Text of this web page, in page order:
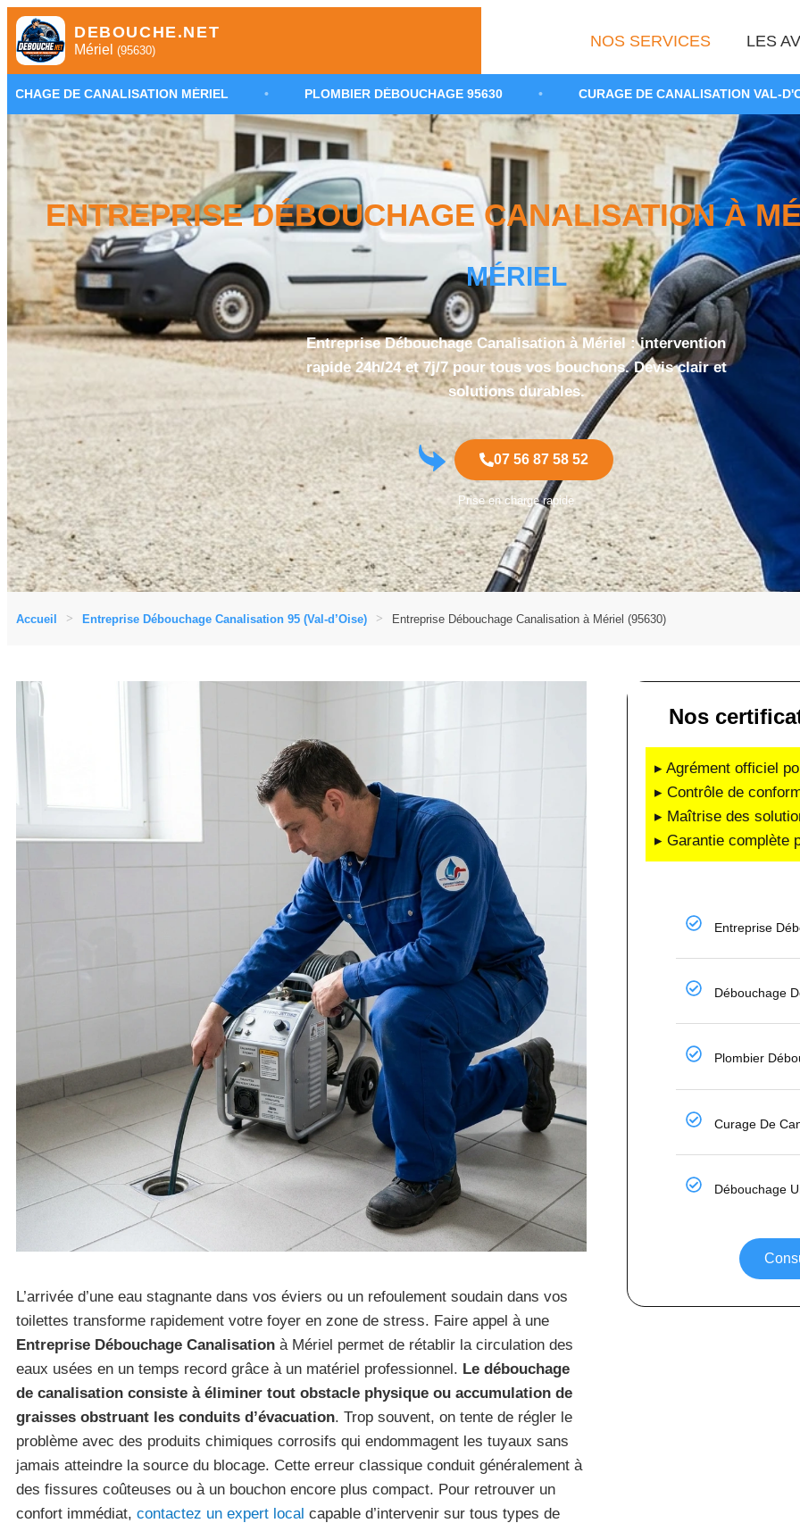
DEBOUCHE.NET
Mériel (95630)
NOS SERVICES LES
MÉRIEL • PLOMBIER DÉBOUCHAGE 95630 • CURAGE DE CANALISATION VAL-D'OISE •
ENTREPRISE DÉBOUCHAGE CANALISATION À
MÉRIEL
Entreprise Débouchage Canalisation à Mériel : intervention
rapide 24h/24 et 7j/7 pour tous vos bouchons. Devis clair et
solutions durables.
07 56 87 58 52
Prise en charge rapide
Accueil Entreprise Débouchage Canalisation 95 (Val-d’Oise) Entreprise Débouchage Canalisation à Mériel (95630)
L’arrivée d’une eau stagnante dans vos éviers ou un refoulement soudain dans vos
toilettes transforme rapidement votre foyer en zone de stress. Faire appel à une
Entreprise Débouchage Canalisation à Mériel permet de rétablir la circulation des
eaux usées en un temps record grâce à un matériel professionnel. Le débouchage
de canalisation consiste à éliminer tout obstacle physique ou accumulation de
graisses obstruant les conduits d’évacuation. Trop souvent, on tente de régler le
problème avec des produits chimiques corrosifs qui endommagent les tuyaux sans
jamais atteindre la source du blocage. Cette erreur classique conduit généralement à
des fissures coûteuses ou à un bouchon encore plus compact. Pour retrouver un
confort immédiat, contactez un expert local capable d’intervenir sur tous types de
Nos
▸ Agrément officiel
▸ Contrôle de
▸ Maîtrise des
▸ Garantie complète
Entreprise
Débouchage
Plombier
Curage De
Débouchage